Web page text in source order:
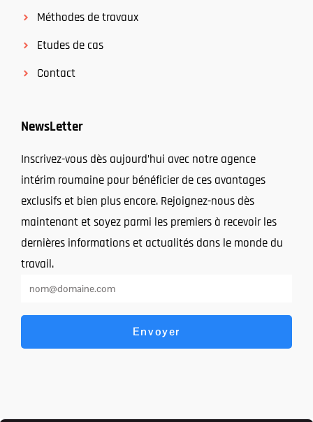
Méthodes de travaux
Etudes de cas
Contact
NewsLetter
Inscrivez-vous dès aujourd’hui avec notre agence
intérim roumaine pour bénéficier de ces avantages
exclusifs et bien plus encore. Rejoignez-nous dès
maintenant et soyez parmi les premiers à recevoir les
dernières informations et actualités dans le monde du
travail.
Envoyer